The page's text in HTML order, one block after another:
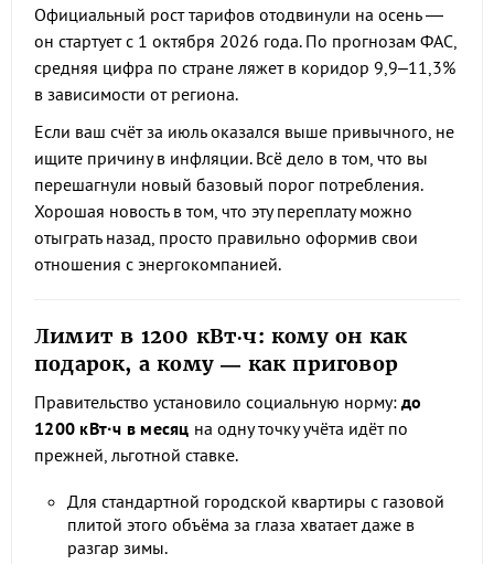
Официальный рост тарифов отодвинули на осень —
он стартует с 1 октября 2026 года. По прогнозам ФАС,
средняя цифра по стране ляжет в коридор 9,9–11,3%
в зависимости от региона.
Если ваш счёт за июль оказался выше привычного, не
ищите причину в инфляции. Всё дело в том, что вы
перешагнули новый базовый порог потребления.
Хорошая новость в том, что эту переплату можно
отыграть назад, просто правильно оформив свои
отношения с энергокомпанией.
Лимит в 1200 кВт·ч: кому он как
подарок, а кому — как приговор
Правительство установило социальную норму: до
1200 кВт·ч в месяц на одну точку учёта идёт по
прежней, льготной ставке.
Для стандартной городской квартиры с газовой
плитой этого объёма за глаза хватает даже в
разгар зимы.